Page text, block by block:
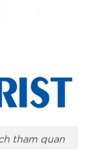
tham quan